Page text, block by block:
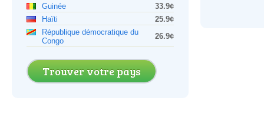
Guinée
33.9¢
Haïti
25.9¢
République démocratique du
Congo
26.9¢
Trouver votre pays